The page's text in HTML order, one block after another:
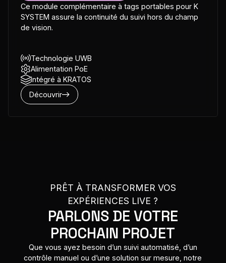
Ce module complémentaire à tags portables pour K
SYSTEM assure la continuité du suivi hors du champ
de vision.
Technologie UWB
Alimentation PoE
Intégré à KRATOS
Découvrir
PRÊT À TRANSFORMER VOS
EXPÉRIENCES LIVE ?
PARLONS DE VOTRE
PROCHAIN PROJET
Que vous ayez besoin d’un suivi automatisé, d’un
contrôle manuel ou d’une solution sur mesure, notre